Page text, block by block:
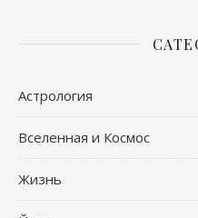
Астрология
Вселенная и Космос
Жизнь